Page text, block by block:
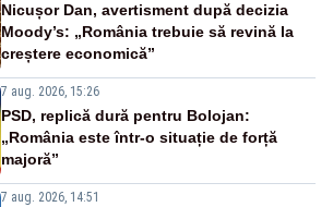
Nicușor Dan, avertisment după decizia
Moody’s: „România trebuie să revină la
creștere economică”
7 aug. 2026, 15:26
PSD, replică dură pentru Bolojan:
„România este într-o situație de forță
majoră”
7 aug. 2026, 14:51